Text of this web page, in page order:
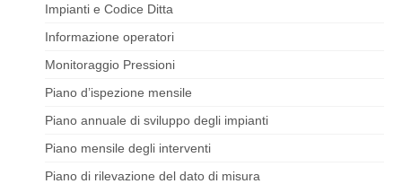
Impianti e Codice Ditta
Informazione operatori
Monitoraggio Pressioni
Piano d’ispezione mensile
Piano annuale di sviluppo degli impianti
Piano mensile degli interventi
Piano di rilevazione del dato di misura